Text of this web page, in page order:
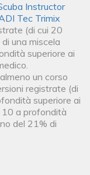
Instructor
Tec Trimix
(di cui 20
una miscela
superiore ai
un corso
registrate (di
superiore ai
10 a profondità
del 21% di